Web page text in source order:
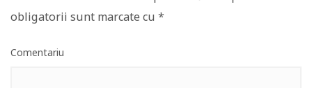
obligatorii sunt marcate cu *
Comentariu